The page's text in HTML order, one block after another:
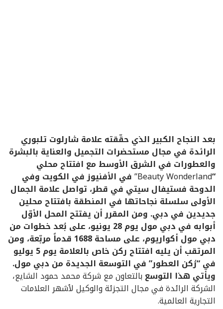
بعد النجاح الكبير الذي حقّقته علامة شارلوت تلبوري
الرائدة في مجال مستحضرات التجميل والعناية بالبشرة
والعطورات في الشرق الأوسط مع افتتاح محلي
“
Beauty Wonderland” في الأفنيوز في الكويت وفي
الدوحة فستيفال سيتي في قطر، تواصل علامة الجمال
الأولى سلسلة نجاحاتها في المنطقة بافتتاح محلين
جديدين في دبي. ومن المقرر أن يفتتح المحل الأوّل
أبوابه في دبي مول يوم 28 يونيو، على بُعد خطوات من
دبي مول أكواريوم، على مساحة 1688 قدماً مربّعة، ومن
المرتقب أن يليه افتتاح ركن خاص بالعلامة يوم 5 يوليو
في “رُكن العطور” في التوسعة الجديدة من دبي مول.
ويأتي هذا التوسعبالتعاون مع شركة محمد حمود الشايع،
الشركة الرائدة في مجال التجزئة والوكيل لأشهر العلامات
التجارية العالمية.